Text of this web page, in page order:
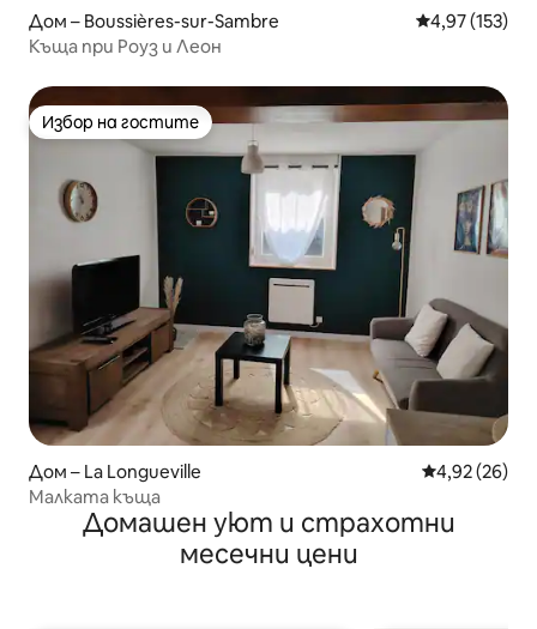
Дом – Boussières-sur-Sambre Средна
4,97 (153)
Къща при Роуз и Леон
Избор на гостите
Избор на гостите
Дом – La Longueville Средна
4,92 (26)
Малката къща
Домашен уют и страхотни
месечни цени